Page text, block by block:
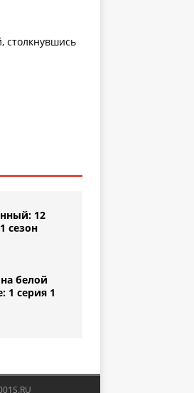
столкнувшись
12
сезон
белой
1 серия 1